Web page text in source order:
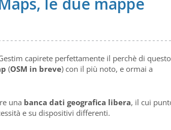
capirete perfettamente il perchè di questo
(OSM in breve) con il più noto, e ormai a
una banca dati geografica libera, il cui
e su dispositivi differenti.